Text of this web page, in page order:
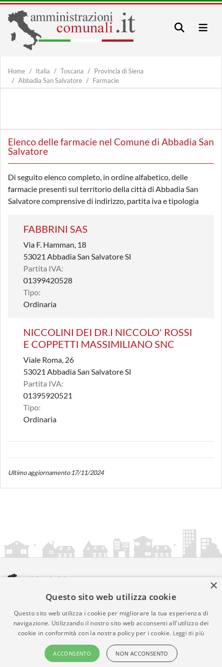
Home Italia Toscana
Provincia di Siena
Abbadia San Salvatore
Farmacie
Elenco delle farmacie nel Comune di Abbadia San
Salvatore
Di seguito elenco completo, in ordine alfabetico, delle
farmacie presenti sul territorio della città di Abbadia San
Salvatore comprensive di indirizzo, partita iva e tipologia
FABBRINI SAS
Via F. Hamman, 18
53021 Abbadia San Salvatore SI
Partita IVA:
01399420528
Tipo:
Ordinaria
NICCOLINI DEI DR.I NICCOLO' ROSSI
E COPPETTI MASSIMILIANO SNC
Viale Roma, 26
53021 Abbadia San Salvatore SI
Partita IVA:
01395920521
Tipo:
Ordinaria
Ultimo aggiornamento 17/11/2024
amministrazionicomunali.it è una iniziativa diartemedia.it
© Copyright MMXXIV - P.IVA 05400000724
Informazioni sul servizio |Informativa Privacy| Informativa
Cookies • Time 0.1933
×
Questo sito web utilizza cookie
Questo sito web utilizza i cookie per migliorare la tua esperienza di
navigazione. Utilizzando il nostro sito web acconsenti all'utilizzo dei
cookie in conformità con la nostra policy per i cookie. Leggi di più
ACCONSENTO NON ACCONSENTO